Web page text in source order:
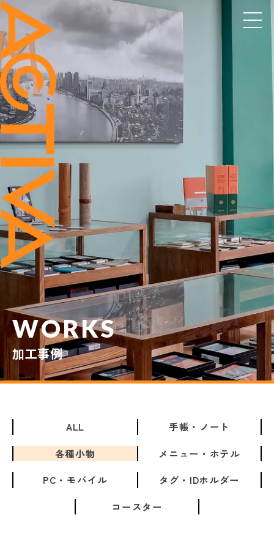
WORKS
加工事例
ALL
手帳・ノート
各種小物
メニュー・ホテル
PC・モバイル
タグ・IDホルダー
コースター